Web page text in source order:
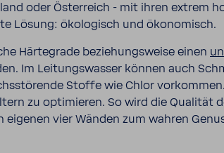
oder Öster­reich - mit ihren extrem
Lösung: ökolo­gisch und ökono­misch.
Härte­grade bezie­hungs­weise einen
Im Leitungs­wasser können auch
Stoffe wie Chlor
zu opti­mieren. So wird die Qualität
vier Wänden zum wahren